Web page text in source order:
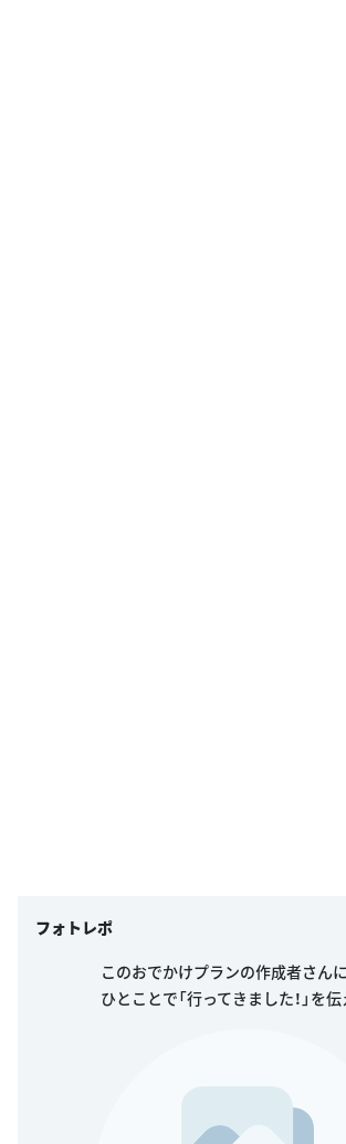
フォトレポ
このおでかけプランの作成者さん
ひとことで「行ってきました！」を伝